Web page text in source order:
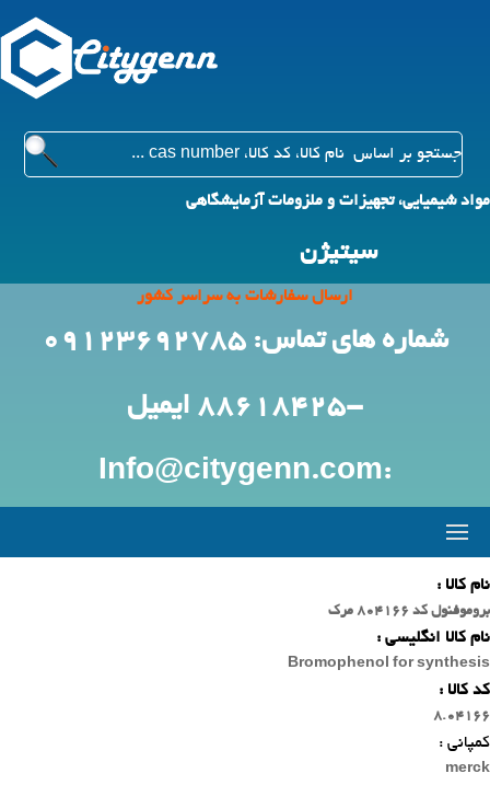
مواد شیمیایی، تجهیزات و ملزومات آزمایشگاهی
سیتیژن
ارسال سفارشات به سراسر کشور
شماره های تماس: 09123692785
-88618425 ایمیل
:Info@citygenn.com
نام کالا :
بروموفنول کد 804166 مرک
نام کالا انگلیسی :
Bromophenol for synthesis
کد کالا :
8.04166
کمپانی :
merck